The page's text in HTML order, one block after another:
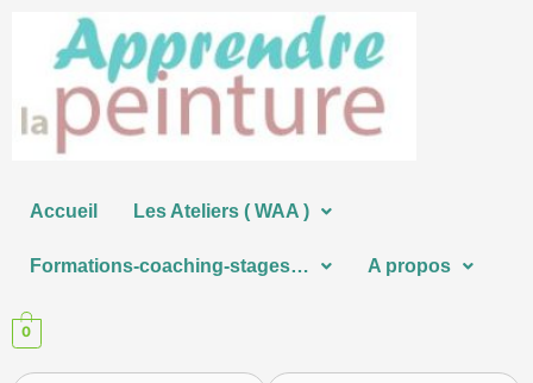
contenu
Accueil Les Ateliers ( WAA )
Formations-coaching-stages… A propos
0